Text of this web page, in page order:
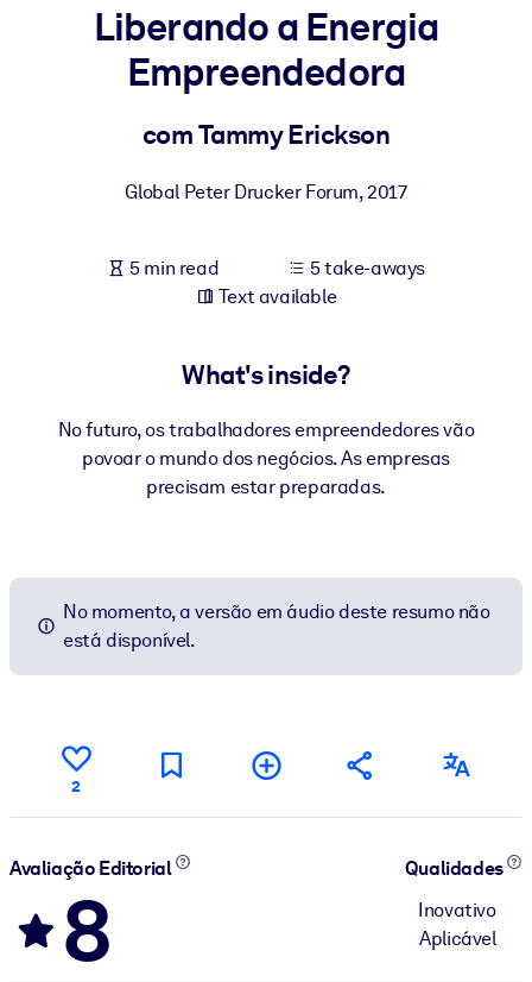
BY SYSTEM
For LMS/LXP
Bring bite-sized, verified knowledge into your LMS/LXP for
learning results.
For Corporate Libraries
knowledge.
Liberando a Energia
Empreendedora
com Tammy Erickson
Global Peter Drucker Forum,2017
5 min read
5 take-aways
Text available
What's inside?
No futuro, os trabalhadores empreendedores vão
povoar o mundo dos negócios. As empresas
precisam estar preparadas.
No momento, a versão em áudio deste resumo não
está disponível.
2
Avaliação Editorial
8
Qualidades
Inovativo
Aplicável